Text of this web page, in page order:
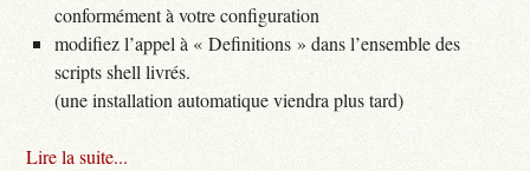
conformément à votre configuration
modifiez l’appel à « Definitions » dans l’ensemble des
scripts shell livrés.
(une installation automatique viendra plus tard)
Lire la suite...